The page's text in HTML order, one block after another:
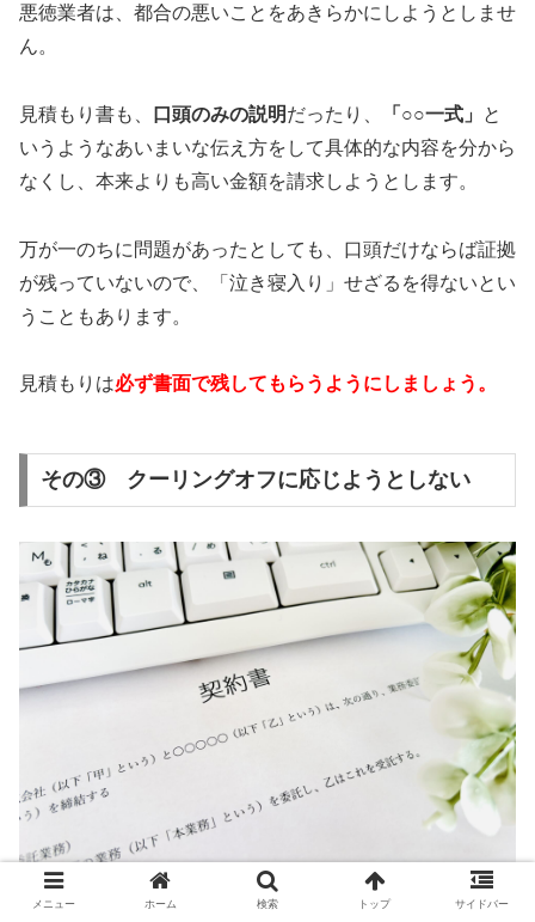
悪徳業者は、都合の悪いことをあきらかにしようとしませ
ん。
見積もり書も、 口頭のみの説明だったり、 「○○一式」
と
いうようなあいまいな伝え方をして具体的な内容を分から
なくし、本来よりも高い金額を請求しようとします。
万が一のちに問題があったとしても、口頭だけならば証拠
が残っていないので、「泣き寝入り」せざるを得ないとい
うこともあります。
見積もりは必ず書面で残してもらうようにしましょう。
その③ クーリングオフに応じようとしない
メニュー ホーム 検索 トップ サイドバー